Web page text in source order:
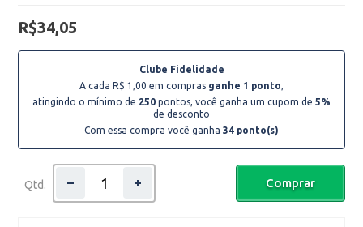
R$34,05
Clube Fidelidade
A cada R$ 1,00 em compras ganhe 1 ponto,
atingindo o mínimo de 250 pontos, você ganha um cupom de 5%
de desconto
Com essa compra você ganha 34 ponto(s)
Qtd. Comprar